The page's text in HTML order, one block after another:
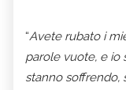
“Avete rubato i
parole vuote, e io
stanno soffrendo,